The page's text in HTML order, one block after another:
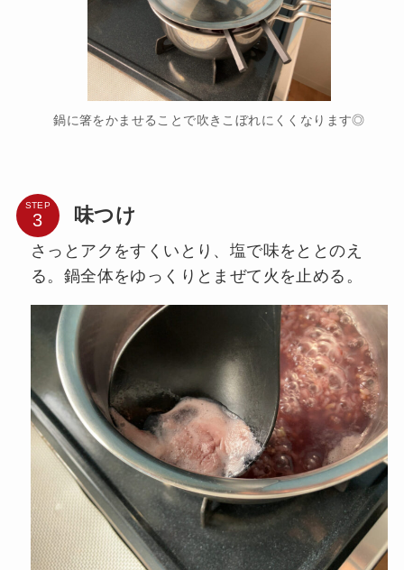
鍋に箸をかませることで吹きこぼれにくくなります◎
STEP 味つけ
さっとアクをすくいとり、塩で味をととのえ
る。鍋全体をゆっくりとまぜて火を止める。